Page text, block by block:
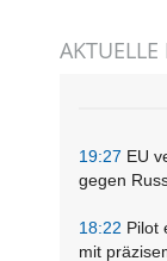
19:27 EU
gegen
18:22 Pilot
mit